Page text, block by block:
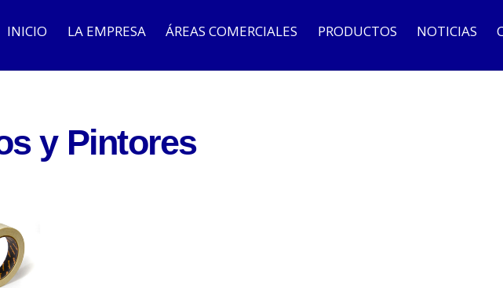
INICIO LA EMPRESA ÁREAS COMERCIALES PRODUCTOS NOTICIAS
y Pintores